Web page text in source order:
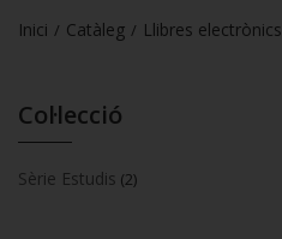
Inici / Catàleg / Llibres electrònics
Col·lecció
Sèrie Estudis (2)